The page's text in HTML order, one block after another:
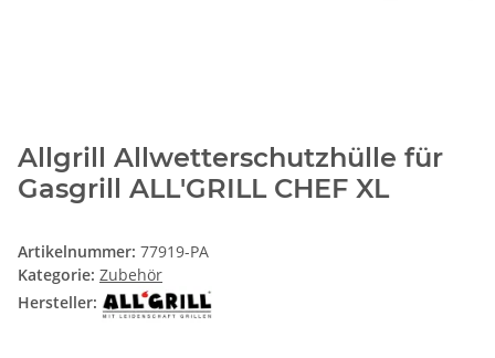
Allgrill Allwetterschutzhülle für
Gasgrill ALL'GRILL CHEF XL
Artikelnummer: 77919-PA
Kategorie: Zubehör
Hersteller: